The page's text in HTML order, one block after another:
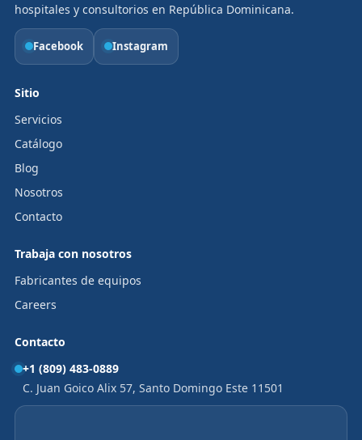
hospitales y consultorios en República Dominicana.
Facebook Instagram
Sitio
Servicios
Catálogo
Blog
Nosotros
Contacto
Trabaja con nosotros
Fabricantes de equipos
Careers
Contacto
+1 (809) 483-0889
C. Juan Goico Alix 57, Santo Domingo Este 11501